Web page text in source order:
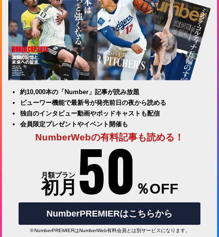
約10,000本の「Number」記事が読み放題
ビューワー機能で最新号が発売前日の夜から読める
独自のインタビュー動画やポッドキャストも配信
会員限定プレゼントやイベント開催も
NumberWebの有料記事も読める！
月額プラン
初月 50 ％OFF
NumberPREMIERはこちらから
※NumberPREMIERはNumberWeb有料会員とは別サービスになります。